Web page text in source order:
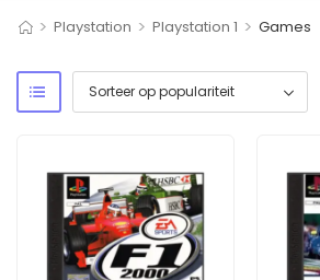
> Playstation > Playstation 1 > Games